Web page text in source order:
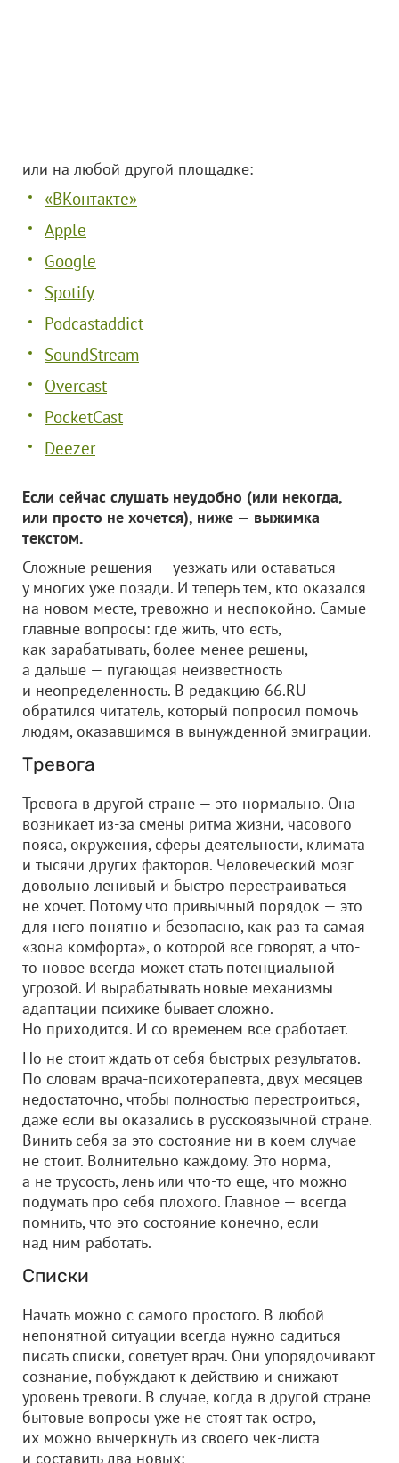
или на любой другой площадке:
«ВКонтакте»
Apple
Google
Spotify
Podcastaddict
SoundStream
Overcast
PocketCast
Deezer
Если сейчас слушать неудобно (или некогда,
или просто не хочется), ниже — выжимка
текстом.
Сложные решения — уезжать или оставаться —
у многих уже позади. И теперь тем, кто оказался
на новом месте, тревожно и неспокойно. Самые
главные вопросы: где жить, что есть,
как зарабатывать, более-менее решены,
а дальше — пугающая неизвестность
и неопределенность. В редакцию 66.RU
обратился читатель, который попросил помочь
людям, оказавшимся в вынужденной эмиграции.
Тревога
Тревога в другой стране — это нормально. Она
возникает из-за смены ритма жизни, часового
пояса, окружения, сферы деятельности, климата
и тысячи других факторов. Человеческий мозг
довольно ленивый и быстро перестраиваться
не хочет. Потому что привычный порядок — это
для него понятно и безопасно, как раз та самая
«зона комфорта», о которой все говорят, а что-
то новое всегда может стать потенциальной
угрозой. И вырабатывать новые механизмы
адаптации психике бывает сложно.
Но приходится. И со временем все сработает.
Но не стоит ждать от себя быстрых результатов.
По словам врача-психотерапевта, двух месяцев
недостаточно, чтобы полностью перестроиться,
даже если вы оказались в русскоязычной стране.
Винить себя за это состояние ни в коем случае
не стоит. Волнительно каждому. Это норма,
а не трусость, лень или что-то еще, что можно
подумать про себя плохого. Главное — всегда
помнить, что это состояние конечно, если
над ним работать.
Списки
Начать можно с самого простого. В любой
непонятной ситуации всегда нужно садиться
писать списки, советует врач. Они упорядочивают
сознание, побуждают к действию и снижают
уровень тревоги. В случае, когда в другой стране
бытовые вопросы уже не стоят так остро,
их можно вычеркнуть из своего чек-листа
и составить два новых: